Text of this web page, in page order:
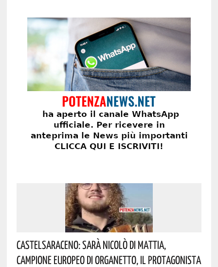
Castelsaraceno: Sarà Nicolò Di Mattia,
Campione Europeo Di Organetto, Il Protagonista